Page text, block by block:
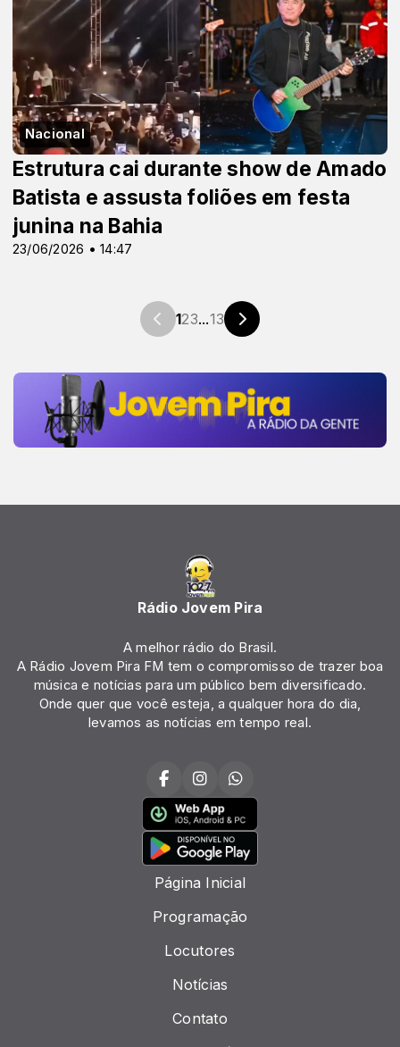
Nacional
23/06/2026 • 14:47
Estrutura cai durante show de Amado
Batista e assusta foliões em festa
junina na Bahia
123...13
Rádio Jovem Pira
A melhor rádio do Brasil.
A Rádio Jovem Pira FM tem o compromisso de trazer boa
música e notícias para um público bem diversificado.
Onde quer que você esteja, a qualquer hora do dia,
levamos as notícias em tempo real.
Página Inicial
Programação
Locutores
Notícias
Contato